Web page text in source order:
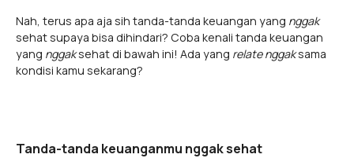
Nah, terus apa aja sih tanda-tanda keuangan yang nggak
sehat supaya bisa dihindari? Coba kenali tanda keuangan
yang nggaksehat di bawah ini! Ada yang relate nggaksama
kondisi kamu sekarang?
Tanda-tanda keuanganmu nggak sehat